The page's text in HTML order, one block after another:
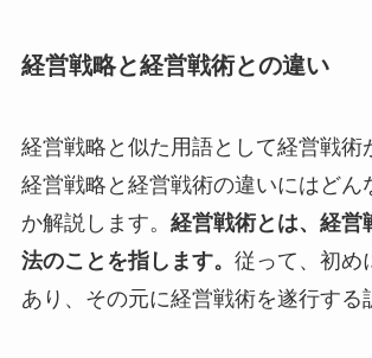
経営戦略と経営戦術との違い
経営戦略と似た用語として経営戦術
経営戦略と経営戦術の違いにはどん
か解説します。 経営戦術とは、経営
法のことを指します。 従って、初め
あり、その元に経営戦術を遂行する